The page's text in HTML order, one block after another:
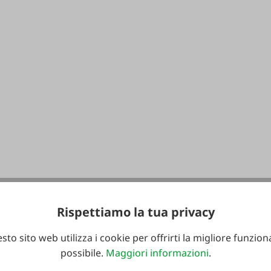
Rispettiamo la tua privacy
sito web utilizza i cookie per offrirti la migliore
possibile. Maggiori informazioni.